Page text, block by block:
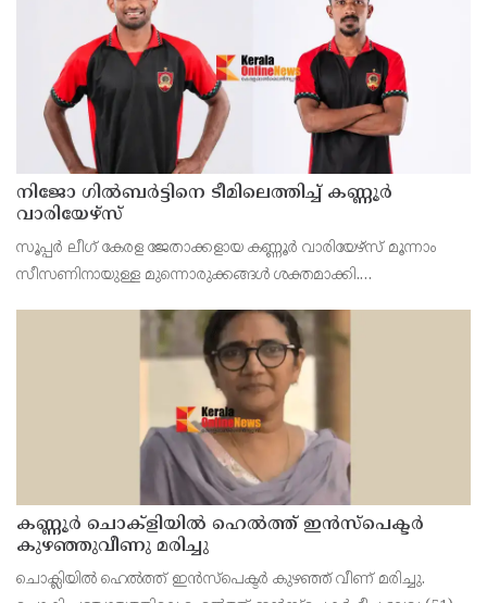
നിജോ ഗിൽബർട്ടിനെ ടീമിലെത്തിച്ച് കണ്ണൂർ
വാരിയേഴ്സ്
സൂപ്പർ ലീഗ് കേരള ജേതാക്കളായ കണ്ണൂർ വാരിയേഴ്‌സ് മൂന്നാം
സീസണിനായുള്ള മുന്നൊരുക്കങ്ങൾ ശക്തമാക്കി.
കണ്ണൂരിന്റെ യുവ പ്രതിരോധതാരം സച്ചിൻ സുനിലിനെയും ടീമിലെ
കണ്ണൂർ ചൊക്ളിയിൽ ഹെൽത്ത് ഇൻസ്പെക്ടർ
കുഴഞ്ഞുവീണു മരിച്ചു
ചൊക്ലിയിൽ ഹെൽത്ത് ഇൻസ്പെക്ടർ കുഴഞ്ഞ് വീണ് മരിച്ചു.